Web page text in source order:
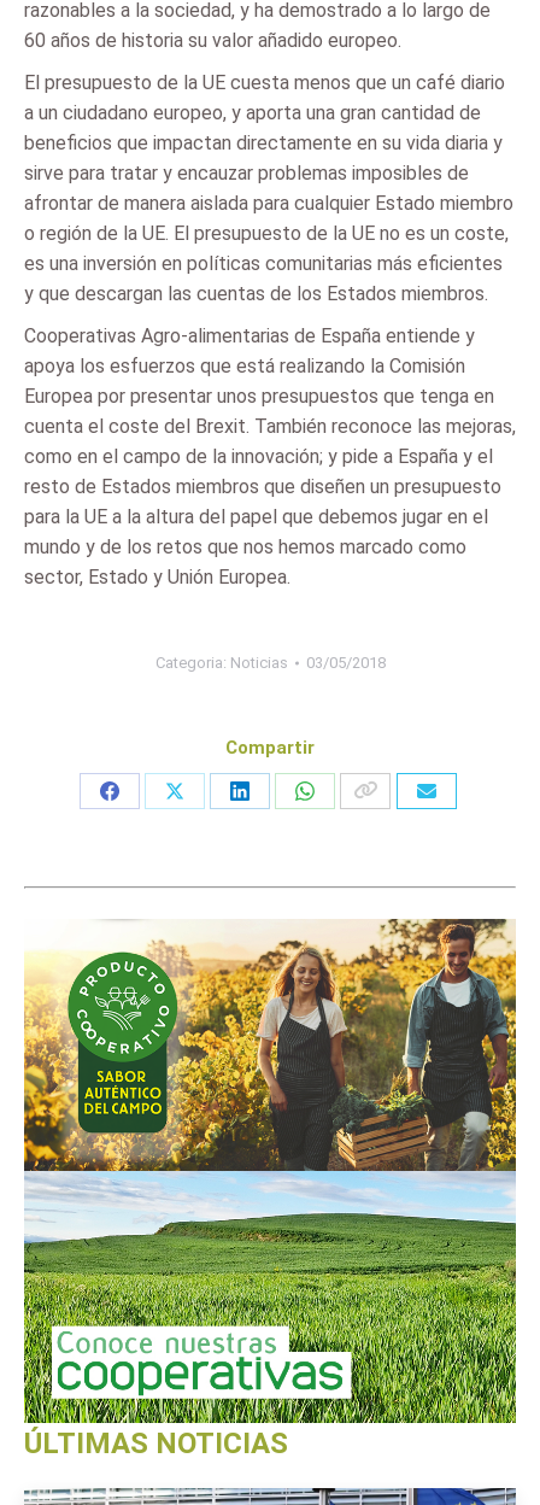
razonables a la sociedad, y ha demostrado a lo largo de
60 años de historia su valor añadido europeo.
El presupuesto de la UE cuesta menos que un café diario
a un ciudadano europeo, y aporta una gran cantidad de
beneficios que impactan directamente en su vida diaria y
sirve para tratar y encauzar problemas imposibles de
afrontar de manera aislada para cualquier Estado miembro
o región de la UE. El presupuesto de la UE no es un coste,
es una inversión en políticas comunitarias más eficientes
y que descargan las cuentas de los Estados miembros.
Cooperativas Agro-alimentarias de España entiende y
apoya los esfuerzos que está realizando la Comisión
Europea por presentar unos presupuestos que tenga en
cuenta el coste del Brexit. También reconoce las mejoras,
como en el campo de la innovación; y pide a España y el
resto de Estados miembros que diseñen un presupuesto
para la UE a la altura del papel que debemos jugar en el
mundo y de los retos que nos hemos marcado como
sector, Estado y Unión Europea.
Categoria: Noticias 03/05/2018
Compartir
Share
Share
Share
Share
ÚLTIMAS NOTICIAS